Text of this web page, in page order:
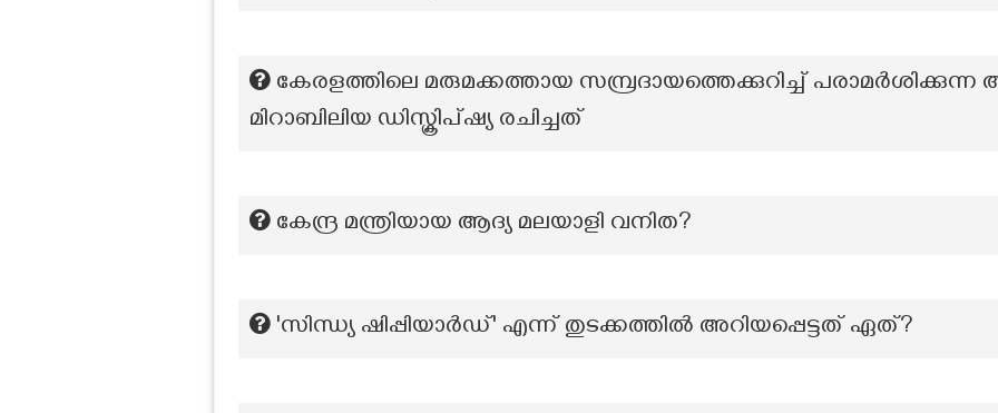
കേരളത്തിലെ മരുമക്കത്തായ സമ്പ്രദായത്തെക്കുറിച്ച്
മിറാബിലിയ ഡിസ്ക്രിപ്ഷ്യ രചിച്ചത്
കേന്ദ്ര മന്ത്രിയായ ആദ്യ മലയാളി വനിത?
'സിന്ധ്യ ഷിപ്പിയാർഡ്' എന്ന് തുടക്കത്തിൽ അറിയപ്പെട്ടത് ഏത്?